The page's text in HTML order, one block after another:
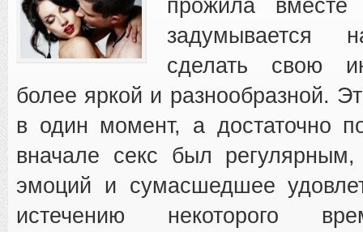
прожила вместе
сделать свою
более яркой и разнообразной.
в один момент, а достаточно
вначале секс был
эмоций и сумасшедшее
истечению некоторого